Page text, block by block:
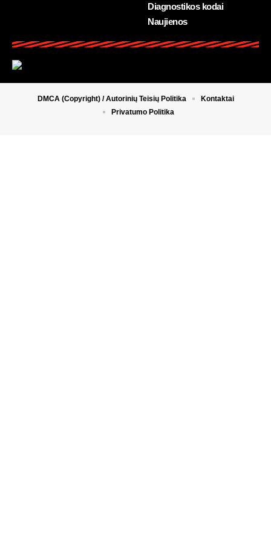
Diagnostikos kodai
Naujienos
DMCA (Copyright) / Autorinių Teisių Politika
Kontaktai
Privatumo Politika